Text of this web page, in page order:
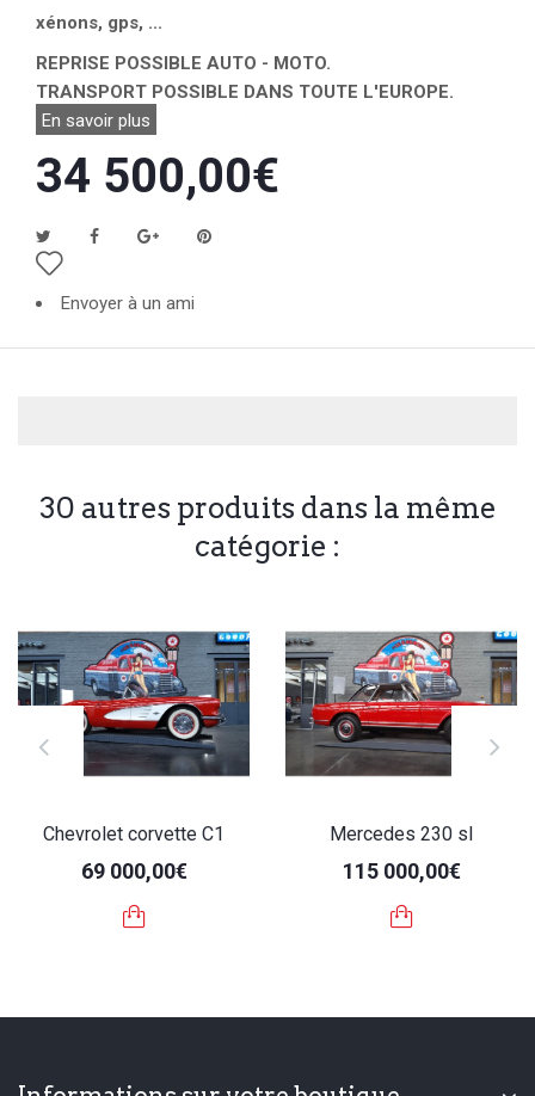
xénons, gps, ...
REPRISE POSSIBLE AUTO - MOTO.
TRANSPORT POSSIBLE DANS TOUTE L'EUROPE.
En savoir plus
34 500,00€
Envoyer à un ami
30 autres produits dans la même
catégorie :
Chevrolet corvette C1
69 000,00€
Mercedes 230 sl
115 000,00€